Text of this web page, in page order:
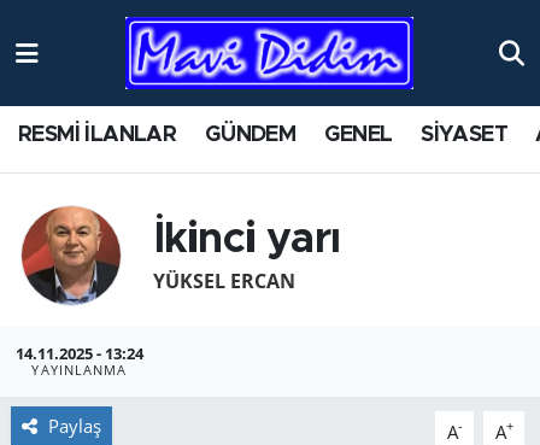
RESMİ İLANLAR GÜNDEM GENEL SİYASET
İkinci yarı
YÜKSEL ERCAN
14.11.2025 - 13:24
YAYINLANMA
Paylaş A- A+
ANTİK YERLER
AYDIN
BİLİM VE TEKNOLOJİ
Nöbetçi Eczaneler
Namaz Vakitleri
Trafik Durumu